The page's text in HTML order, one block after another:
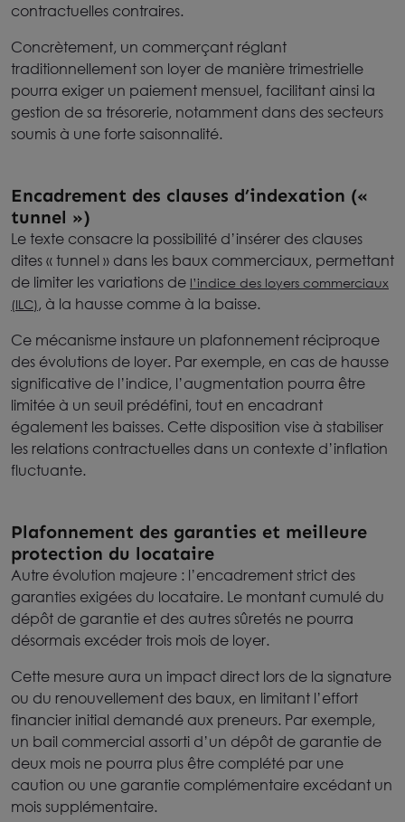
contractuelles contraires.
Concrètement, un commerçant réglant
traditionnellement son loyer de manière trimestrielle
pourra exiger un paiement mensuel, facilitant ainsi la
gestion de sa trésorerie, notamment dans des secteurs
soumis à une forte saisonnalité.
Encadrement des clauses d’indexation («
tunnel »)
Le texte consacre la possibilité d’insérer des clauses
dites « tunnel » dans les baux commerciaux, permettant
de limiter les variations de l’indice des loyers commerciaux
(ILC), à la hausse comme à la baisse.
Ce mécanisme instaure un plafonnement réciproque
des évolutions de loyer. Par exemple, en cas de hausse
significative de l’indice, l’augmentation pourra être
limitée à un seuil prédéfini, tout en encadrant
également les baisses. Cette disposition vise à stabiliser
les relations contractuelles dans un contexte d’inflation
fluctuante.
Plafonnement des garanties et meilleure
protection du locataire
Autre évolution majeure : l’encadrement strict des
garanties exigées du locataire. Le montant cumulé du
dépôt de garantie et des autres sûretés ne pourra
désormais excéder trois mois de loyer.
Cette mesure aura un impact direct lors de la signature
ou du renouvellement des baux, en limitant l’effort
financier initial demandé aux preneurs. Par exemple,
un bail commercial assorti d’un dépôt de garantie de
deux mois ne pourra plus être complété par une
caution ou une garantie complémentaire excédant un
mois supplémentaire.